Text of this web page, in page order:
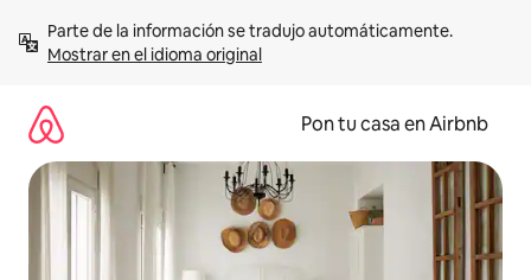
contenidoMostrar en el idioma original
Pon tu casa en Airbnb